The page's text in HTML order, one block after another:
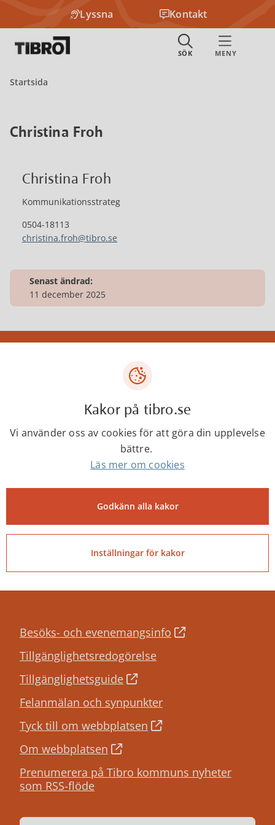
Lyssna Kontakt
Startsida
Christina Froh
Christina Froh
Kommunikationsstrateg
0504-18113
christina.froh@tibro.se
Senast ändrad:
11 december 2025
Telefon: 0504-180 00
E-post: kommun@tibro.se
Organisationsnummer:
0007:2120001660
Besöks- och evenemangsinfo
Tillgänglighetsredogörelse
Tillgänglighetsguide
Felanmälan och synpunkter
Tyck till om webbplatsen
Om webbplatsen
Prenumerera på Tibro kommuns nyheter
som RSS-flöde
Kakor på tibro.se
Vi använder oss av cookies för att göra din upplevelse
bättre.
Läs mer om cookies
Godkänn alla kakor
Inställningar för kakor